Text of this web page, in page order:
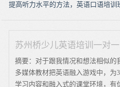
提高听力水平的方法，英语口语培训
苏州桥少儿英语培训一对一
摘要：对于跟我情况和想法相似的
多媒体教材把英语融入游戏中，为
学习内容和融入式的课堂环境，有